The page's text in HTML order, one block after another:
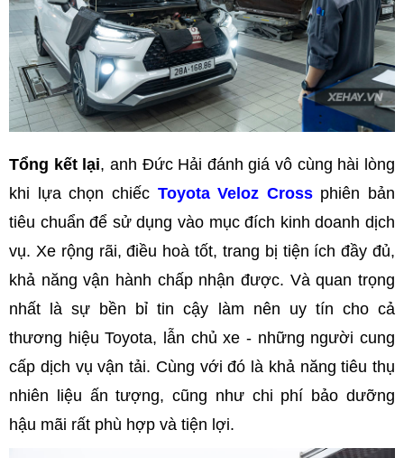
Tổng kết lại, anh Đức Hải đánh giá vô cùng hài lòng
khi lựa chọn chiếc Toyota Veloz Crossphiên bản
tiêu chuẩn để sử dụng vào mục đích kinh doanh dịch
vụ. Xe rộng rãi, điều hoà tốt, trang bị tiện ích đầy đủ,
khả năng vận hành chấp nhận được. Và quan trọng
nhất là sự bền bỉ tin cậy làm nên uy tín cho cả
thương hiệu Toyota, lẫn chủ xe - những người cung
cấp dịch vụ vận tải. Cùng với đó là khả năng tiêu thụ
nhiên liệu ấn tượng, cũng như chi phí bảo dưỡng
hậu mãi rất phù hợp và tiện lợi.